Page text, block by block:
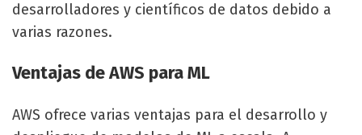
desarrolladores y científicos de datos debido a
varias razones.
Ventajas de AWS para ML
AWS ofrece varias ventajas para el desarrollo y